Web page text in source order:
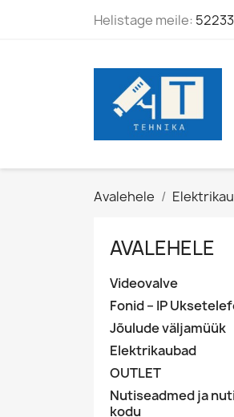
Helistage meile:
Avalehele
AVALEHELE
Videovalve
Fonid – IP
Jõulude väljamüük
Elektrikaubad
OUTLET
Nutiseadmed ja
kodu